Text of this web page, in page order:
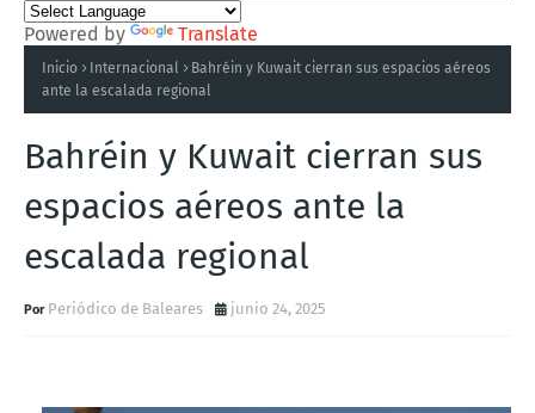
Powered by Translate
Inicio Internacional
Bahréin y Kuwait cierran sus espacios aéreos
ante la escalada regional
Bahréin y Kuwait cierran sus
espacios aéreos ante la
escalada regional
Periódico de Baleares junio 24, 2025